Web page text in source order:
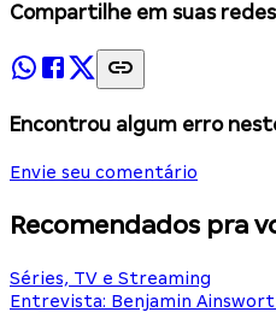
Compartilhe em suas redes
Encontrou algum erro
Envie seu comentário
Recomendados pra
Séries, TV e Streaming
Entrevista: Benjamin